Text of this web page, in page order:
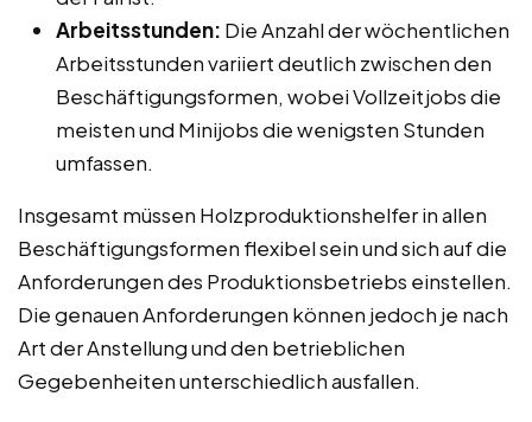
Arbeitsstunden: Die Anzahl der wöchentlichen
Arbeitsstunden variiert deutlich zwischen den
Beschäftigungsformen, wobei Vollzeitjobs die
meisten und Minijobs die wenigsten Stunden
umfassen.
Insgesamt müssen Holzproduktionshelfer in allen
Beschäftigungsformen flexibel sein und sich auf die
Anforderungen des Produktionsbetriebs einstellen.
Die genauen Anforderungen können jedoch je nach
Art der Anstellung und den betrieblichen
Gegebenheiten unterschiedlich ausfallen.